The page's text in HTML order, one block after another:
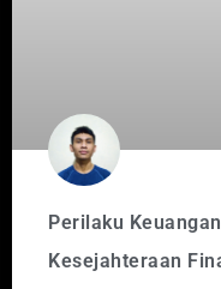
Perilaku
Kesejahteraan